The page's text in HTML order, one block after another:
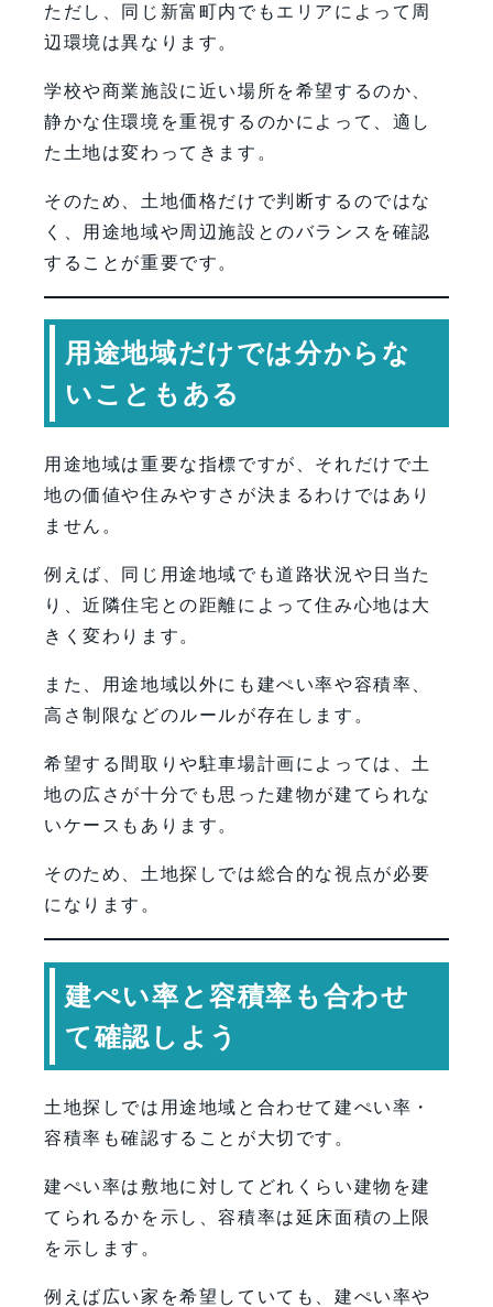
ただし、同じ新富町内でもエリアによって周
辺環境は異なります。
学校や商業施設に近い場所を希望するのか、
静かな住環境を重視するのかによって、適し
た土地は変わってきます。
そのため、土地価格だけで判断するのではな
く、用途地域や周辺施設とのバランスを確認
することが重要です。
用途地域だけでは分からな
いこともある
用途地域は重要な指標ですが、それだけで土
地の価値や住みやすさが決まるわけではあり
ません。
例えば、同じ用途地域でも道路状況や日当た
り、近隣住宅との距離によって住み心地は大
きく変わります。
また、用途地域以外にも建ぺい率や容積率、
高さ制限などのルールが存在します。
希望する間取りや駐車場計画によっては、土
地の広さが十分でも思った建物が建てられな
いケースもあります。
そのため、土地探しでは総合的な視点が必要
になります。
建ぺい率と容積率も合わせ
て確認しよう
土地探しでは用途地域と合わせて建ぺい率・
容積率も確認することが大切です。
建ぺい率は敷地に対してどれくらい建物を建
てられるかを示し、容積率は延床面積の上限
を示します。
例えば広い家を希望していても、建ぺい率や